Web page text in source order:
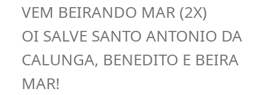
VEM BEIRANDO MAR (2X)
OI SALVE SANTO ANTONIO DA
CALUNGA, BENEDITO E BEIRA
MAR!